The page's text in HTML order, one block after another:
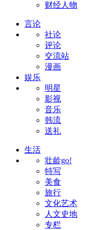
财经人物
言论
社论
评论
交流站
漫画
娱乐
明星
影视
音乐
韩流
送礼
生活
壮龄go!
特写
美食
旅行
文化艺术
人文史地
专栏